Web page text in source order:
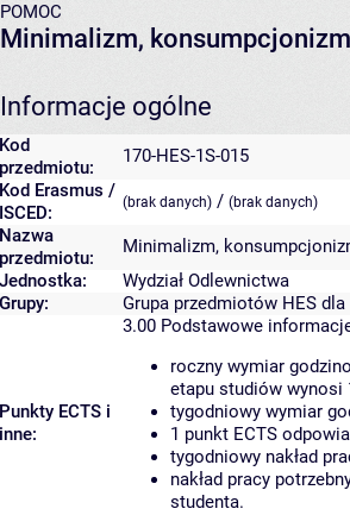
POMOC
Minimalizm,
Informacje ogólne
Kod
przedmiotu:
170-HES-1S-015
Kod Erasmus /
ISCED:
(brak danych) / (brak danych)
Nazwa
przedmiotu:
Minimalizm,
Jednostka:
Wydział Odlewnictwa
Grupy:
Grupa przedmiotów HES
Punkty ECTS i
inne:
3.00 Podstawowe
roczny wymiar
etapu studiów wynosi
tygodniowy wymiar
1 punkt ECTS
tygodniowy nakład
nakład pracy
studenta.